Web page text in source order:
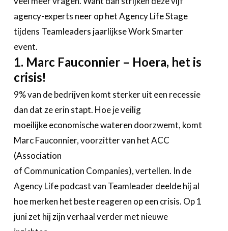
agency-experts neer op het Agency Life Stage
tijdens Teamleaders jaarlijkse Work Smarter
event.
1. Marc Fauconnier – Hoera, het is
crisis!
9% van de bedrijven komt sterker uit een recessie
dan dat ze erin stapt. Hoe je veilig
moeilijke economische wateren doorzwemt, komt
Marc Fauconnier, voorzitter van het ACC
(Association
of Communication Companies), vertellen. In de
Agency Life podcast van Teamleader deelde hij al
hoe merken het beste reageren op een crisis. Op 1
juni zet hij zijn verhaal verder met nieuwe